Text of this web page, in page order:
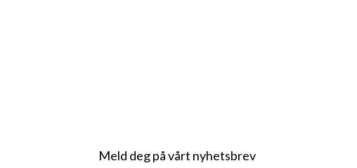
Meld deg på vårt nyhetsbrev